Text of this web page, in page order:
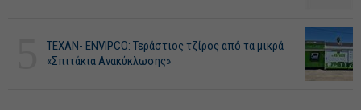
ΤΕΧΑΝ- ENVIPCO: Τεράστιος τζίρος από τα μικρά
«Σπιτάκια Ανακύκλωσης»